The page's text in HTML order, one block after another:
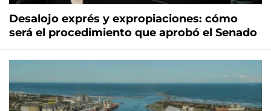
Desalojo exprés y expropiaciones: cómo
será el procedimiento que aprobó el Senado